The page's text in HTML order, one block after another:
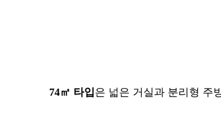
74㎡ 타입은 넓은 거실과 분리형 주